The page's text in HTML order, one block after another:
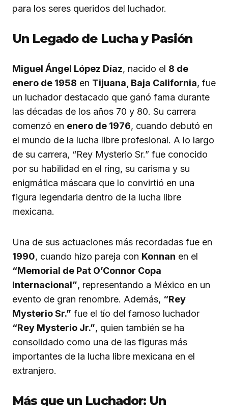
para los seres queridos del luchador.
Un Legado de Lucha y Pasión
Miguel Ángel López Díaz, nacido el 8 de
enero de 1958 en Tijuana, Baja California, fue
un luchador destacado que ganó fama durante
las décadas de los años 70 y 80. Su carrera
comenzó en enero de 1976, cuando debutó en
el mundo de la lucha libre profesional. A lo largo
de su carrera, “Rey Mysterio Sr.” fue conocido
por su habilidad en el ring, su carisma y su
enigmática máscara que lo convirtió en una
figura legendaria dentro de la lucha libre
mexicana.
Una de sus actuaciones más recordadas fue en
1990, cuando hizo pareja con Konnan en el
“Memorial de Pat O’Connor Copa
Internacional”, representando a México en un
evento de gran renombre. Además, “Rey
Mysterio Sr.” fue el tío del famoso luchador
“Rey Mysterio Jr.”, quien también se ha
consolidado como una de las figuras más
importantes de la lucha libre mexicana en el
extranjero.
Más que un Luchador: Un